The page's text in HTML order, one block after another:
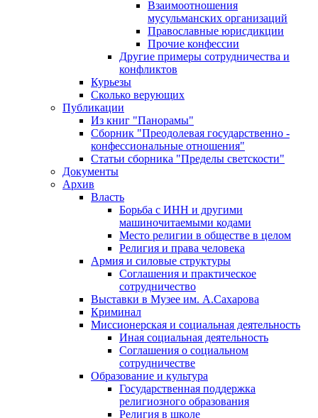
Взаимоотношения
мусульманских организаций
Православные юрисдикции
Прочие конфессии
Другие примеры сотрудничества и
конфликтов
Курьезы
Сколько верующих
Публикации
Из книг "Панорамы"
Сборник "Преодолевая государственно -
конфессиональные отношения"
Статьи сборника "Пределы светскости"
Документы
Архив
Власть
Борьба с ИНН и другими
машиночитаемыми кодами
Место религии в обществе в целом
Религия и права человека
Армия и силовые структуры
Соглашения и практическое
сотрудничество
Выставки в Музее им. А.Сахарова
Криминал
Миссионерская и социальная деятельность
Иная социальная деятельность
Соглашения о социальном
сотрудничестве
Образование и культура
Государственная поддержка
религиозного образования
Религия в школе